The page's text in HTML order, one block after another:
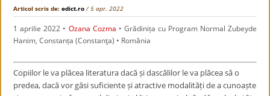
Articol scris de:edict.ro / 5 apr. 2022
1 aprilie 2022 • Ozana Cozma • Grădinița cu Program Normal Zubeyde
Hanim, Constanța (Constanţa) • România
Copiilor le va plăcea literatura dacă și dascălilor le va plăcea să o
predea, dacă vor găsi suficiente și atractive modalități de a cunoaște